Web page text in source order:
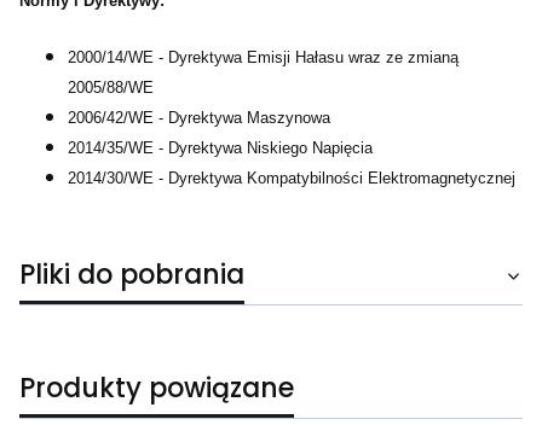
2000/14/WE - Dyrektywa Emisji Hałasu wraz ze zmianą
2005/88/WE
2006/42/WE - Dyrektywa Maszynowa
2014/35/WE - Dyrektywa Niskiego Napięcia
2014/30/WE - Dyrektywa Kompatybilności Elektromagnetycznej
Pliki do pobrania
Produkty powiązane